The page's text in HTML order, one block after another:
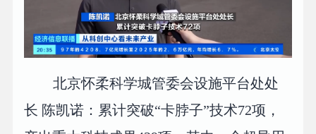
北京怀柔科学城管委会设施平台处处
长 陈凯诺：累计突破“卡脖子”技术72项，